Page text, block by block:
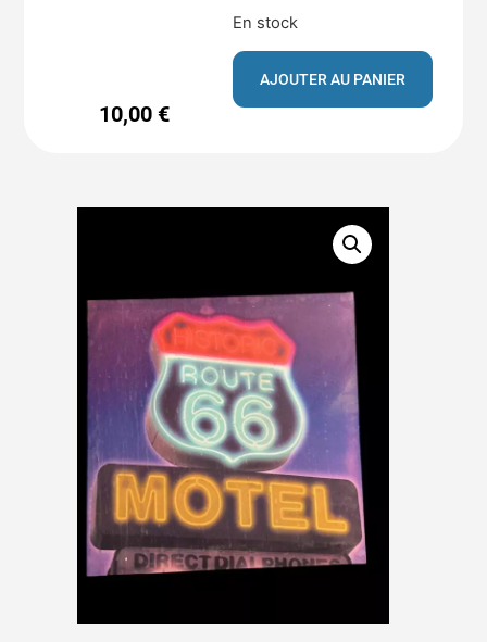
10,00 €
En stock
AJOUTER AU PANIER